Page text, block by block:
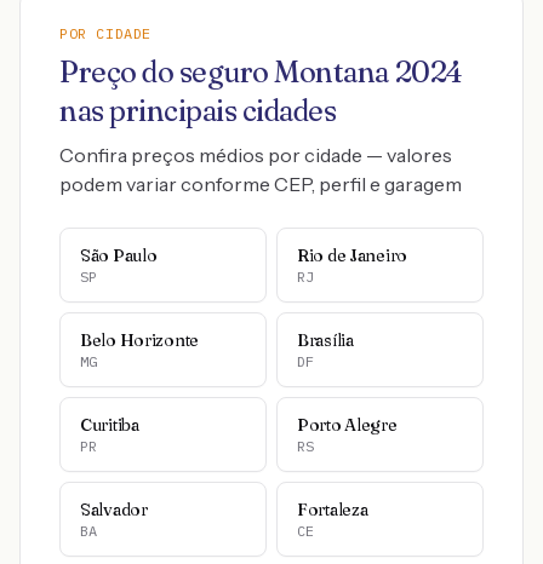
POR CIDADE
Preço do seguroMontana 2024
nas principais cidades
Confira preços médios por cidade — valores
podem variar conforme CEP, perfil e garagem
São Paulo
SP
Rio de Janeiro
RJ
Belo Horizonte
MG
Brasília
DF
Curitiba
PR
Porto Alegre
RS
Salvador
BA
Fortaleza
CE